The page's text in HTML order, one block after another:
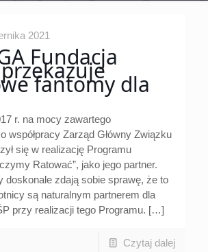
2021
Fundacja
fantomy dla
r. na mocy zawartego
współpracy Zarząd Główny Związku
się w realizację Programu
Ratować”, jako jego partner.
doskonale zdają sobie sprawę, że to
są naturalnym partnerem dla
przy realizacji tego Programu. […]
Czytaj dalej